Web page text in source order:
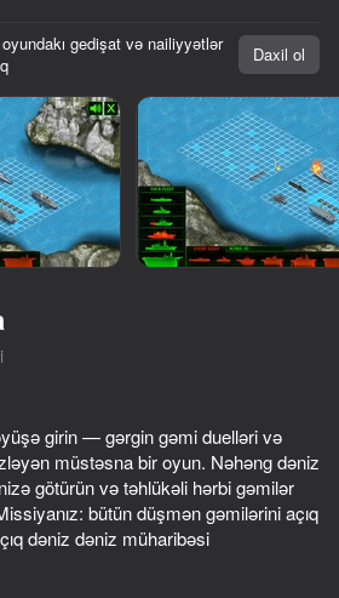
döndərin
Oyun yalnız üfüqi
rejimdə işləyir
OYNA
59
gedişat və nailiyyətlər
Daxil ol
girin — gərgin gəmi duelləri və
müstəsna bir oyun. Nəhəng dəniz
götürün və təhlükəli hərbi gəmilər
bütün düşmən gəmilərini açıq
dəniz dəniz müharibəsi